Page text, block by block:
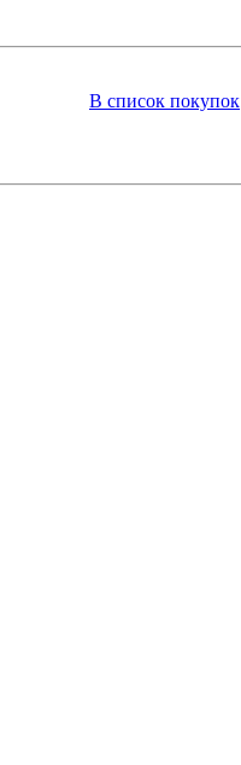
В список покупок